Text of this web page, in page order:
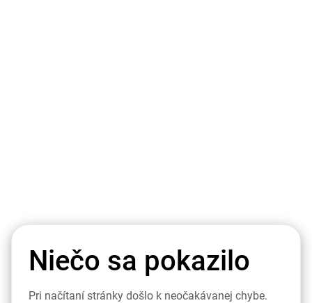
Niečo sa pokazilo
Pri načítaní stránky došlo k neočakávanej chybe.